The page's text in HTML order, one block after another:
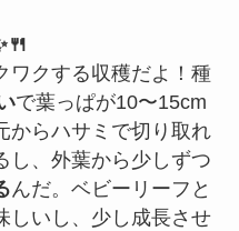
ワクする収穫だよ！種
で葉っぱが10〜15cm
からハサミで切り取れ
し、外葉から少しずつ
んだ。ベビーリーフと
しいし、少し成長させ